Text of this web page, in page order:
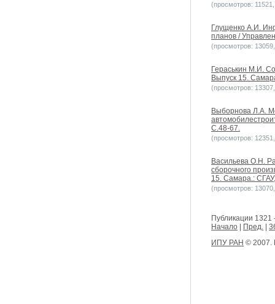
(просмотров:
Глущенко А.И.
планов /
(просмотров:
Гераськин М.И.
Выпуск 15.
(просмотров:
Выборнова Л.А.
С.48-67.
(просмотров:
Васильева О.Н.
сборочного
15. Самара.:
(просмотров:
Публикации 1321
Начало
Пред.
ИПУ РАН © 2007.